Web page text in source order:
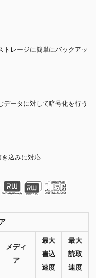
トレージに簡単にバックアッ
ータに対して暗号化を行う
き込みに対応
メディ
ア
最大
書込
速度
最大
読取
速度